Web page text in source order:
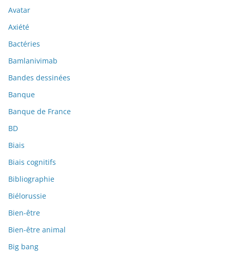
Avatar
Axiété
Bactéries
Bamlanivimab
Bandes dessinées
Banque
Banque de France
BD
Biais
Biais cognitifs
Bibliographie
Biélorussie
Bien-être
Bien-être animal
Big bang